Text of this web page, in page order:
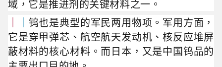
域，它是推进剂的关键材料之一。
钨也是典型的军民两用物项。军用方面，
它是穿甲弹芯、 航空航天发动机、核反应堆屏
蔽材料的核心材料 。 而日本，又是中国钨品的